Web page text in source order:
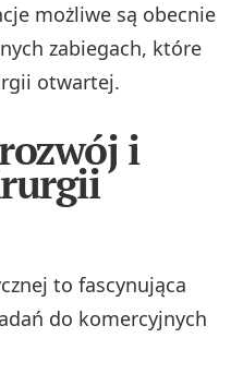
możliwe są obecnie
zabiegach, które
otwartej.
i
to fascynująca
do komercyjnych